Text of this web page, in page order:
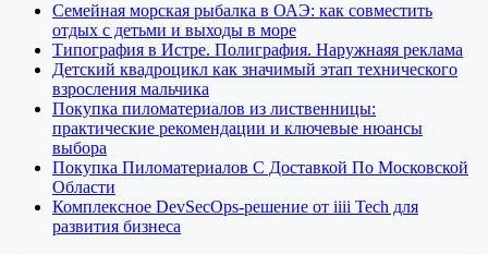
Семейная морская рыбалка в ОАЭ: как совместить
отдых с детьми и выходы в море
Типография в Истре. Полиграфия. Наружнаяя реклама
Детский квадроцикл как значимый этап технического
взросления мальчика
Покупка пиломатериалов из лиственницы:
практические рекомендации и ключевые нюансы
выбора
Покупка Пиломатериалов С Доставкой По Московской
Области
Комплексное DevSecOps-решение от iiii Tech для
развития бизнеса